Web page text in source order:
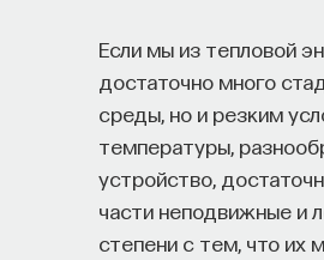
Если мы из тепловой
достаточно много
среды, но и резким
температуры,
устройство,
части неподвижные и
степени с тем, что их